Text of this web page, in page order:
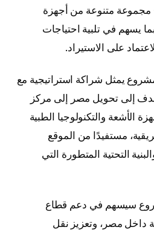
مجموعة متنوعة من أجهزة
يسهم في تلبية احتياجات
على الاستيراد.
يمثل شراكة استراتيجية مع
إلى تحويل مصر إلى مركز
الأشعة والتكنولوجيا الطبية
مستفيدًا من الموقع
التحتية المتطورة التي
سيسهم في دعم قطاع
داخل مصر، وتعزيز نقل